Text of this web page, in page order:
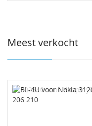
Meest verkocht